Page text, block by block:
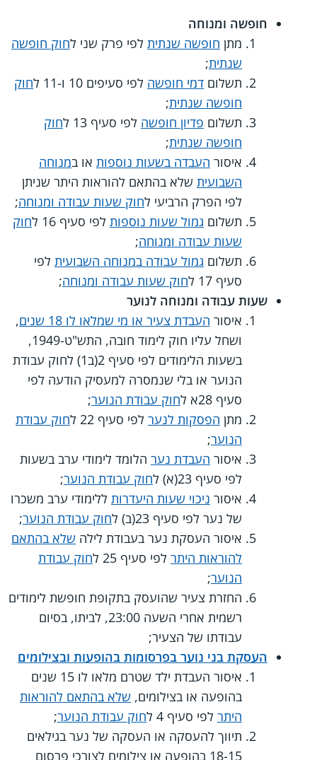
חופשה ומנוחה
מתן חופשה שנתית לפי פרק שני לחוק חופשה
שנתית;
תשלום דמי חופשה לפי סעיפים 10 ו-11 ל
חוק
חופשה שנתית;
תשלום פדיון חופשה לפי סעיף 13 ל
חוק
חופשה שנתית;
איסור העבדה בשעות נוספות או במנוחה
השבועית שלא בהתאם להוראות היתר שניתן
לפי הפרק הרביעי לחוק שעות עבודה ומנוחה;
תשלום גמול שעות נוספות לפי סעיף 16 ל
חוק
שעות עבודה ומנוחה;
תשלום גמול עבודה במנוחה השבועית לפי
סעיף 17 ל
חוק שעות עבודה ומנוחה;
שעות עבודה ומנוחה לנוער
איסור העבדת צעיר או מי שמלאו לו 18 שנים
,
ושחל עליו חוק לימוד חובה, התש"ט-1949,
בשעות הלימודים לפי סעיף 2(ב1) לחוק עבודת
הנוער או בלי שנמסרה למעסיק הודעה לפי
סעיף 28א ל
חוק עבודת הנוער;
מתן הפסקות לנער לפי סעיף 22 ל
חוק עבודת
הנוער;
איסור העבדת נער הלומד לימודי ערב בשעות
לפי סעיף 23(א) ל
חוק עבודת הנוער;
איסור ניכוי שעות היעדרות ללימודי ערב משכרו
של נער לפי סעיף 23(ב) ל
חוק עבודת הנוער;
איסור העסקת נער בעבודת לילה שלא בהתאם
להוראות היתר לפי סעיף 25 ל
חוק עבודת
הנוער;
החזרת צעיר שהועסק בתקופת חופשת לימודים
רשמית אחרי השעה 23:00, לביתו, בסיום
עבודתו של הצעיר;
העסקת בני נוער בפרסומות בהופעות ובצילומים
איסור העבדת ילד שטרם מלאו לו 15 שנים
בהופעה או בצילומים, שלא בהתאם להוראות
היתר לפי סעיף 4 ל חוק עבודת הנוער;
תיווך להעסקה או העסקה של נער בגילאים
18-15 בהופעה או צילומים לצורכי פרסום